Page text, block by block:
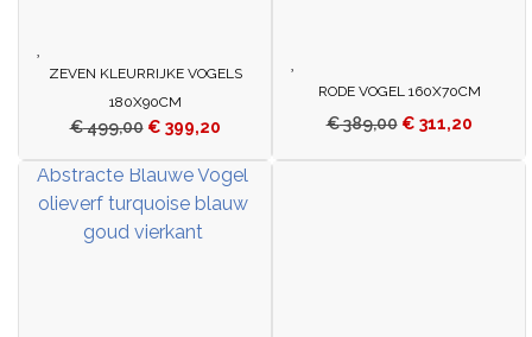
ZEVEN KLEURRIJKE VOGELS
180X90CM
€499,00 € 399,20
RODE VOGEL 160X70CM
€389,00 € 311,20